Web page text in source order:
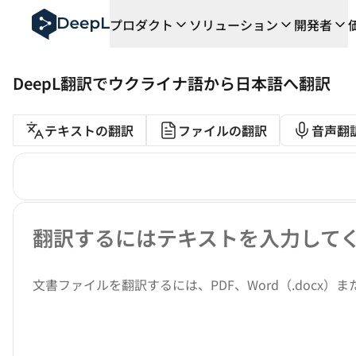
AIエージェント向けDeepL
DeepL Translation Flow：主要なユースケースや連携
Translation Flowのご紹介：あらゆるチームの翻訳ワー
DeepLにおける翻訳品質評価の構築方法
高品質なテキスト翻訳からリアルタイム音声翻訳までを
プロダクト ソリューション 開発者
DeepL翻訳でウクライナ語から日本語へ翻訳
翻訳モード
テキストの翻訳 ファイルの翻訳 音声翻
テキストの翻訳
原文
翻訳するにはテキストを入力して
文書ファイルを翻訳するには、PDF、Word（.docx）